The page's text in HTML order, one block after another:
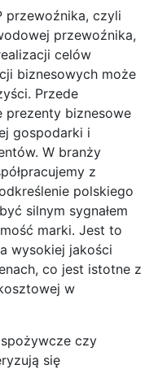
przewoźnika, czyli
przewoźnika,
celów
biznesowych może
Przede
prezenty biznesowe
gospodarki i
W branży
z
polskiego
silnym sygnałem
marki. Jest to
wysokiej jakości
co jest istotne z
w
czy
się